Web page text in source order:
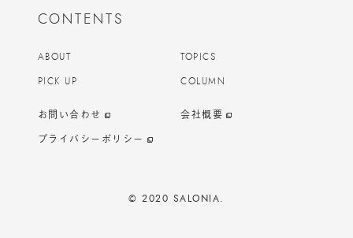
CONTENTS
ABOUT TOPICS
PICK UP COLUMN
会社概要
お問い合わせ
プライバシーポリシー
© 2020 SALONIA.